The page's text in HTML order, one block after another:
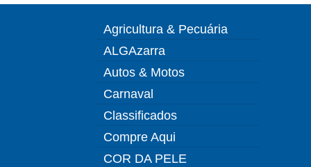
Agricultura & Pecuária
ALGAzarra
Autos & Motos
Carnaval
Classificados
Compre Aqui
COR DA PELE